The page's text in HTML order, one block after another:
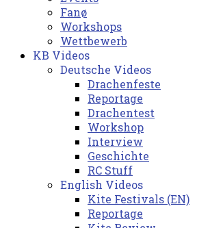
Fanø
Workshops
Wettbewerb
KB Videos
Deutsche Videos
Drachenfeste
Reportage
Drachentest
Workshop
Interview
Geschichte
RC Stuff
English Videos
Kite Festivals (EN)
Reportage